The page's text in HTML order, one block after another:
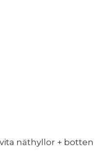
näthyllor + botten